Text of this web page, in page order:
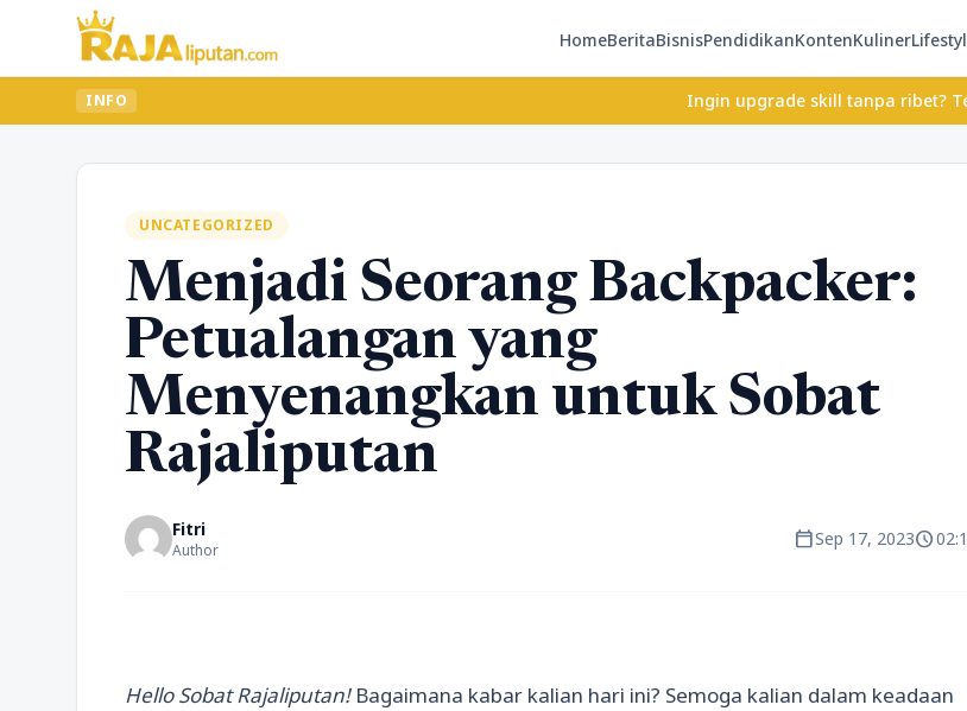
HomeBeritaBisnisPendidikanKontenKuliner
INFO Ingin upgrade skill tanpa ribet? Temukan
UNCATEGORIZED
Menjadi Seorang Backpacker:
Petualangan yang
Menyenangkan untuk Sobat
Rajaliputan
Fitri
Author calendar_todaySep 17, 2023schedule
Hello Sobat Rajaliputan!Bagaimana kabar kalian hari ini? Semoga kalian dalam keadaan